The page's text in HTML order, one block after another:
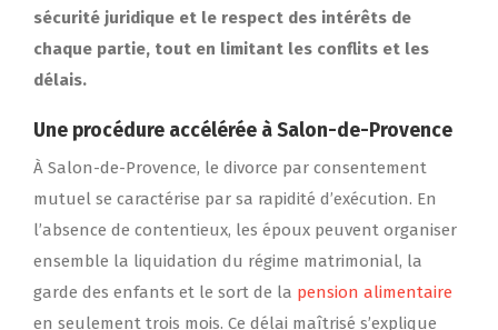
sécurité juridique et le respect des intérêts de
chaque partie, tout en limitant les conflits et les
délais.
Une procédure accélérée à Salon-de-Provence
À Salon-de-Provence, le divorce par consentement
mutuel se caractérise par sa rapidité d’exécution. En
l’absence de contentieux, les époux peuvent organiser
ensemble la liquidation du régime matrimonial, la
garde des enfants et le sort de la pension alimentaire
en seulement trois mois. Ce délai maîtrisé s’explique